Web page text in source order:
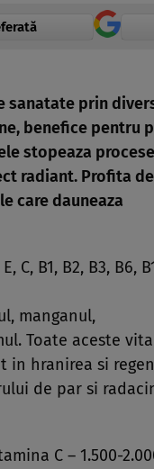
sanatate prin
benefice pentru
stopeaza
radiant. Profita
care dauneaza
C, B1, B2, B3, B6,
manganul,
Toate aceste
in hranirea si
de par si
C – 1.500-